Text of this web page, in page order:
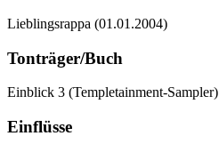
Lieblingsrappa (01.01.2004)
Tonträger/Buch
Einblick 3 (Templetainment-Sampler)
Einflüsse